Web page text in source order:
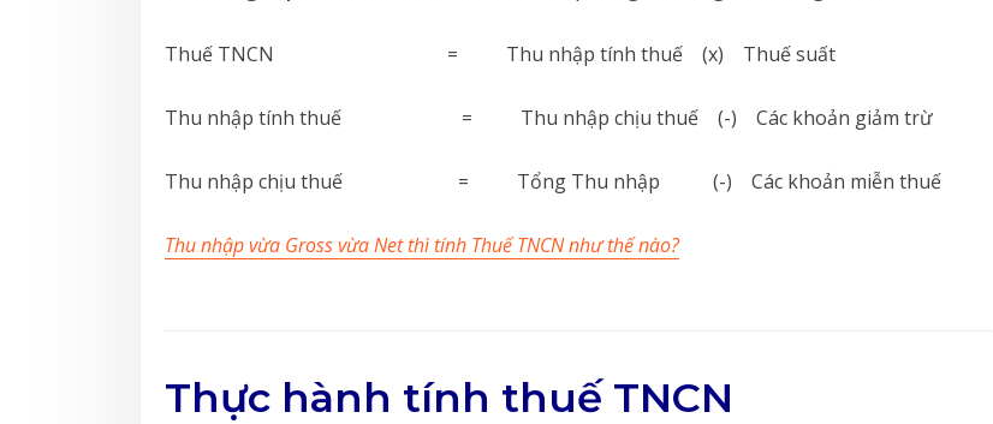
Thuế TNCN = Thu nhập tính thuế (x) Thuế suất
Thu nhập tính thuế = Thu nhập chịu thuế (-) Các khoản giảm trừ
Thu nhập chịu thuế = Tổng Thu nhập (-) Các khoản miễn thuế
Thu nhập vừa Gross vừa Net thì tính Thuế TNCN như thế nào?
Thực hành tính thuế TNCN